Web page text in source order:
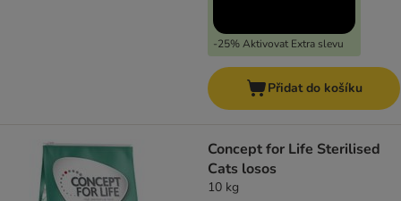
-25% Aktivovat Extra slevu
Přidat do košíku
Concept for Life Sterilised
Cats losos
10 kg